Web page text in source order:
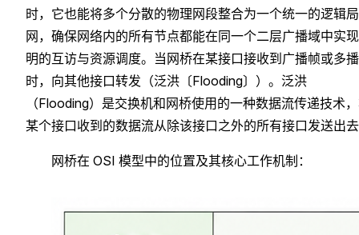
时，它也能将多个分散的物理网段整合为一个统一的逻辑
网，确保网络内的所有节点都能在同一个二层广播域中实
明的互访与资源调度。当网桥在某接口接收到广播帧或多
时，向其他接口转发（泛洪〔Flooding〕）。泛洪
（Flooding）是交换机和网桥使用的一种数据流传递技术
某个接口收到的数据流从除该接口之外的所有接口发送出
网桥在 OSI 模型中的位置及其核心工作机制：